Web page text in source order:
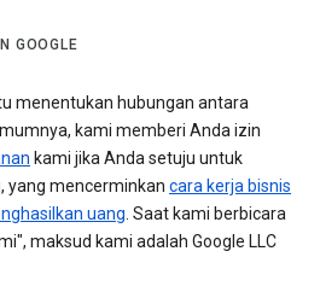
GOOGLE
menentukan hubungan antara
kami memberi Anda izin
kami jika Anda setuju untuk
yang mencerminkan cara kerja bisnis
uang. Saat kami berbicara
maksud kami adalah Google LLC